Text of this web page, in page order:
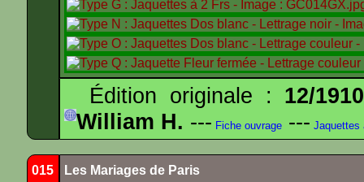
Édition originale : 12/1910
William H. --- Fiche ouvrage --- Jaquettes
015 Les Mariages de Paris